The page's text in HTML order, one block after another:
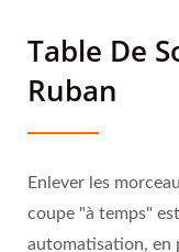
Table De
Ruban
Enlever les
coupe "à temps"
automatisation, en